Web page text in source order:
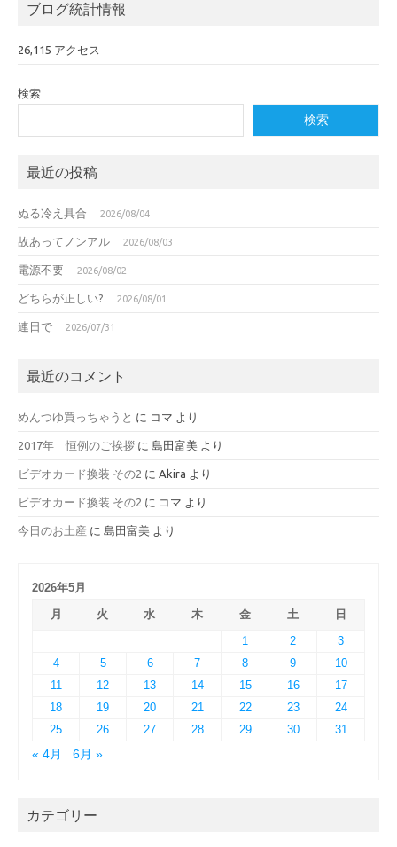
ブログ統計情報
26,115 アクセス
検索
検索
最近の投稿
ぬる冷え具合 2026/08/04
故あってノンアル 2026/08/03
電源不要 2026/08/02
どちらが正しい? 2026/08/01
連日で 2026/07/31
最近のコメント
めんつゆ買っちゃうと に コマ より
2017年 恒例のご挨拶 に 島田富美 より
ビデオカード換装 その2 に Akira より
ビデオカード換装 その2 に コマ より
今日のお土産 に 島田富美 より
2026年5月
月
火 水 木 金 土
日
1
2
3
4
5 6 7 8 9
10
11
12 13 14 15 16
17
18
19 20 21 22 23
24
25
26 27 28 29 30
31
« 4月
6月 »
カテゴリー